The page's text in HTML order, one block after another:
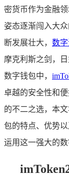
密货币作为金融
姿态逐渐闯入大
断发展壮大， 数
摩克利斯之剑，
数字钱包中，
卓越的安全性和
的不二之选，本
包的特点、优势
运用这一强大的数